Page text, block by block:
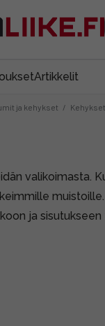
Artikkelit
ja kehykset / Kehykset
valikoimasta.
ja